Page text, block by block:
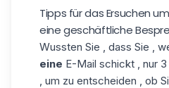
Tipps für das Ersuchen
eine geschäftliche
Wussten Sie , dass Sie ,
eine E-Mail schickt , nur
, um zu entscheiden , ob